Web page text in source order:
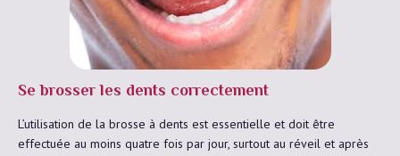
Se brosser les dents correctement
L’utilisation de la brosse à dents est essentielle et doit être
effectuée au moins quatre fois par jour, surtout au réveil et après